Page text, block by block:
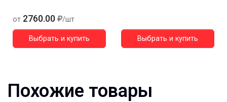
от 2760.00 /шт
Выбрать и купить Выбрать и купить
Похожие товары